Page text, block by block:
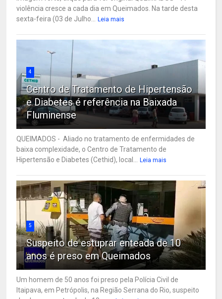
violência cresce a cada dia em Queimados. Na tarde desta
sexta-feira (03 de Julho...
Leia mais
4
Centro de Tratamento de Hipertensão
e Diabetes é referência na Baixada
Fluminense
QUEIMADOS - Aliado no tratamento de enfermidades de
baixa complexidade, o Centro de Tratamento de
Hipertensão e Diabetes (Cethid), local...
Leia mais
5
Suspeito de estuprar enteada de 10
anos é preso em Queimados
Um homem de 50 anos foi preso pela Polícia Civil de
Itaipava, em Petrópolis, na Região Serrana do Rio, suspeito